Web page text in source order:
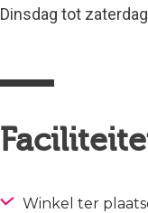
Dinsdag tot
Winkel ter